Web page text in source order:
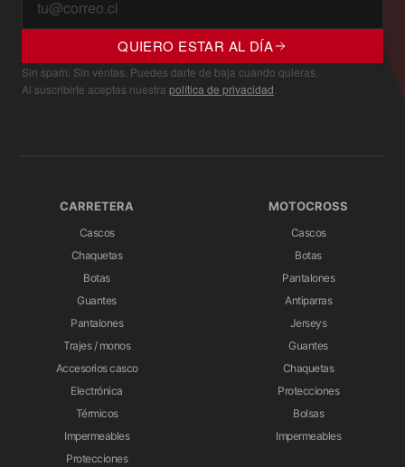
QUIERO ESTAR AL DÍA
Sin spam. Sin ventas. Puedes darte de baja cuando quieras.
Al suscribirte aceptas nuestra política de privacidad.
CARRETERA
Cascos
Chaquetas
Botas
Guantes
Pantalones
Trajes / monos
Accesorios casco
Electrónica
Térmicos
Impermeables
Protecciones
MOTOCROSS
Cascos
Botas
Pantalones
Antiparras
Jerseys
Guantes
Chaquetas
Protecciones
Bolsas
Impermeables